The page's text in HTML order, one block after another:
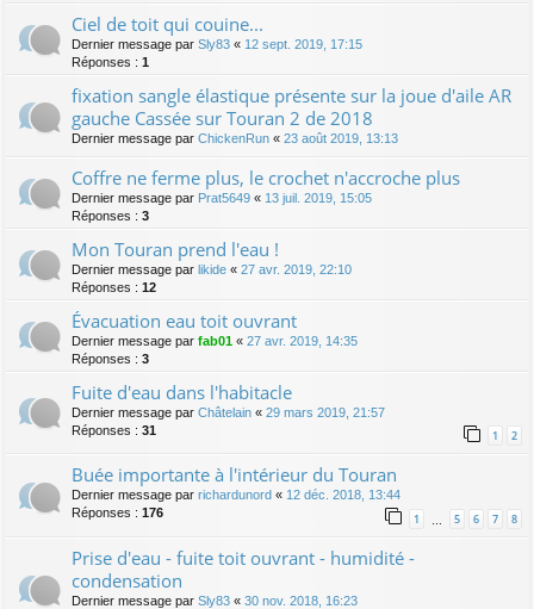
Ciel de toit qui couine...
Dernier message par Sly83 « 12 sept. 2019, 17:15
Réponses : 1
fixation sangle élastique présente sur la joue d'aile AR
gauche Cassée sur Touran 2 de 2018
Dernier message par ChickenRun « 23 août 2019, 13:13
Coffre ne ferme plus, le crochet n'accroche plus
Dernier message par Prat5649 « 13 juil. 2019, 15:05
Réponses : 3
Mon Touran prend l'eau !
Dernier message par likide « 27 avr. 2019, 22:10
Réponses : 12
Évacuation eau toit ouvrant
Dernier message par fab01 « 27 avr. 2019, 14:35
Réponses : 3
Fuite d'eau dans l'habitacle
Dernier message par Châtelain « 29 mars 2019, 21:57
Réponses : 31 1 2
Buée importante à l'intérieur du Touran
Dernier message par richardunord « 12 déc. 2018, 13:44
Réponses : 176 1 5 6 7 8
Prise d'eau - fuite toit ouvrant - humidité -
condensation
Dernier message par Sly83 « 30 nov. 2018, 16:23